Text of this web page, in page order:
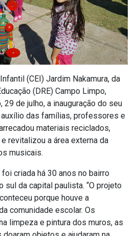
(CEI) Jardim Nakamura, da
(DRE) Campo Limpo,
29 de julho, a inauguração do seu
auxílio das famílias, professores e
materiais reciclados,
revitalizou a área externa da
musicais.
criada há 30 anos no bairro
sul da capital paulista. “O projeto
porque houve a
comunidade escolar. Os
limpeza e pintura dos muros, as